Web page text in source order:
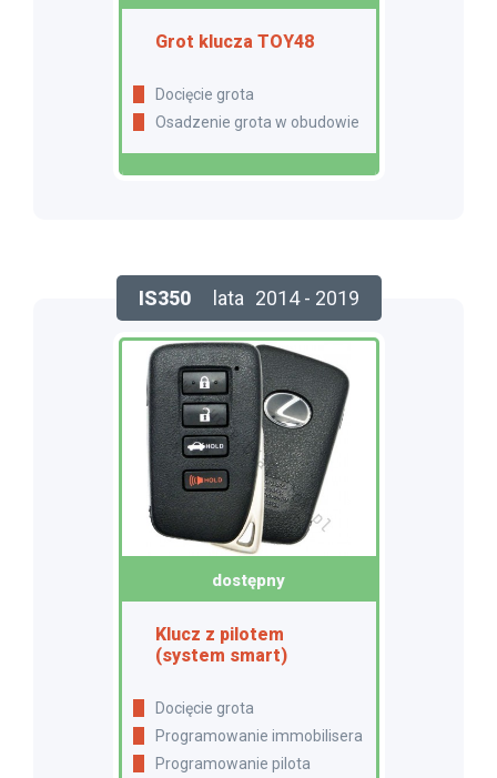
Grot klucza TOY48
Docięcie grota
Osadzenie grota w obudowie
IS350 lata 2014 - 2019
dostępny
Klucz z pilotem
(system smart)
Docięcie grota
Programowanie immobilisera
Programowanie pilota